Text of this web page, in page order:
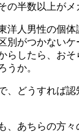
の半数以上がメ
洋人男性の個
別がつかないケ
らしたら、お
うか。
どうすれば認
、あちらの方